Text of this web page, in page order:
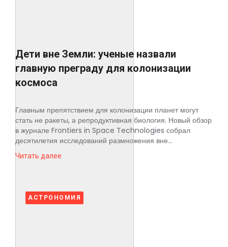
Дети вне Земли: ученые назвали
главную преграду для колонизации
космоса
Главным препятствием для колонизации планет могут
стать не ракеты, а репродуктивная биология. Новый обзор
в журнале Frontiers in Space Technologies собрал
десятилетия исследований размножения вне...
Читать далее
АСТРОНОМИЯ